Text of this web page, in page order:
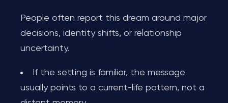
People often report this dream around major
decisions, identity shifts, or relationship
uncertainty.
If the setting is familiar, the message
usually points to a current-life pattern, not a